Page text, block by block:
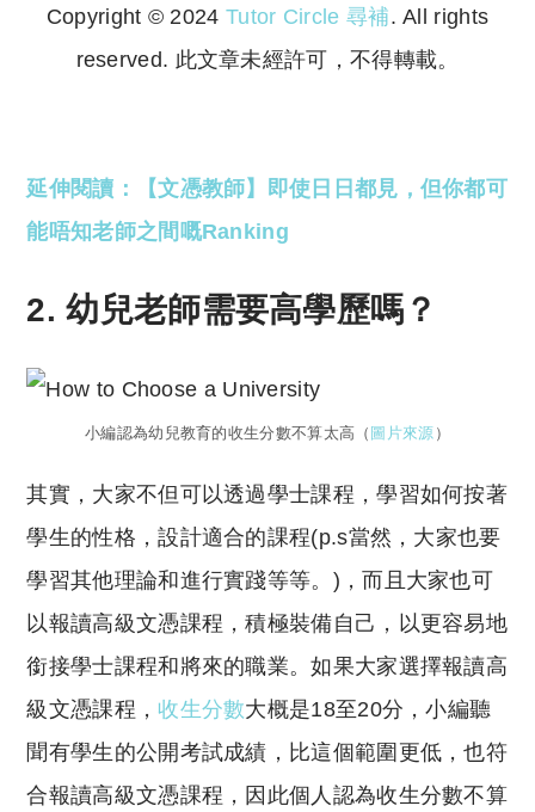
Copyright © 2024 Tutor Circle 尋補. All rights
reserved. 此文章未經許可，不得轉載。
延伸閱讀：【文憑教師】即使日日都見，但你都可
能唔知老師之間嘅Ranking
2. 幼兒老師需要高學歷嗎？
小編認為幼兒教育的收生分數不算太高（ 圖片來源 ）
其實，大家不但可以透過學士課程，學習如何按著
學生的性格，設計適合的課程(p.s當然，大家也要
學習其他理論和進行實踐等等。)，而且大家也可
以報讀高級文憑課程，積極裝備自己，以更容易地
銜接學士課程和將來的職業。如果大家選擇報讀高
級文憑課程，收生分數大概是18至20分，小編聽
聞有學生的公開考試成績，比這個範圍更低，也符
合報讀高級文憑課程，因此個人認為收生分數不算